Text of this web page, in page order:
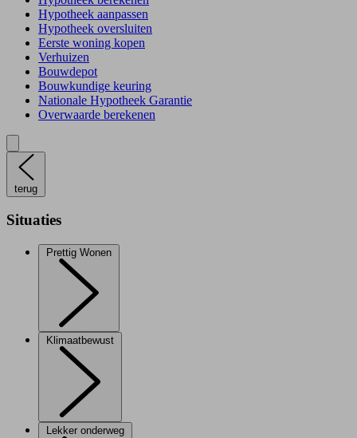
Hypotheek aanpassen
Hypotheek oversluiten
Eerste woning kopen
Verhuizen
Bouwdepot
Bouwkundige keuring
Nationale Hypotheek Garantie
Overwaarde berekenen
terug
Situaties
Prettig Wonen
Klimaatbewust
Lekker onderweg